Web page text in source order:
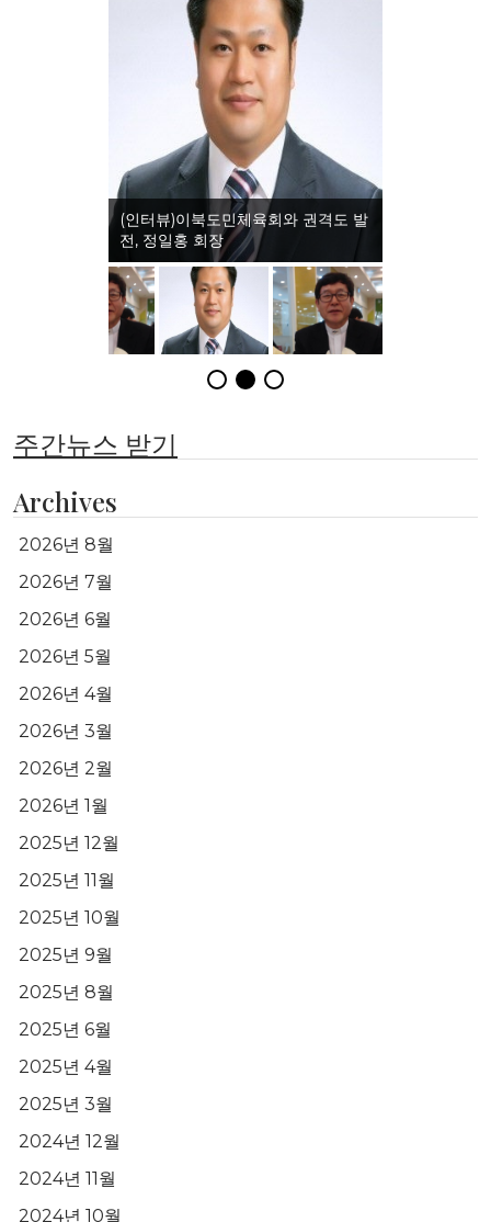
북도민체육회와 권격도 발
(인터뷰)이북도민체육회와 전통 체육
문화, 임홍택 교수
주간뉴스 받기
Archives
2026년 8월
2026년 7월
2026년 6월
2026년 5월
2026년 4월
2026년 3월
2026년 2월
2026년 1월
2025년 12월
2025년 11월
2025년 10월
2025년 9월
2025년 8월
2025년 6월
2025년 4월
2025년 3월
2024년 12월
2024년 11월
2024년 10월